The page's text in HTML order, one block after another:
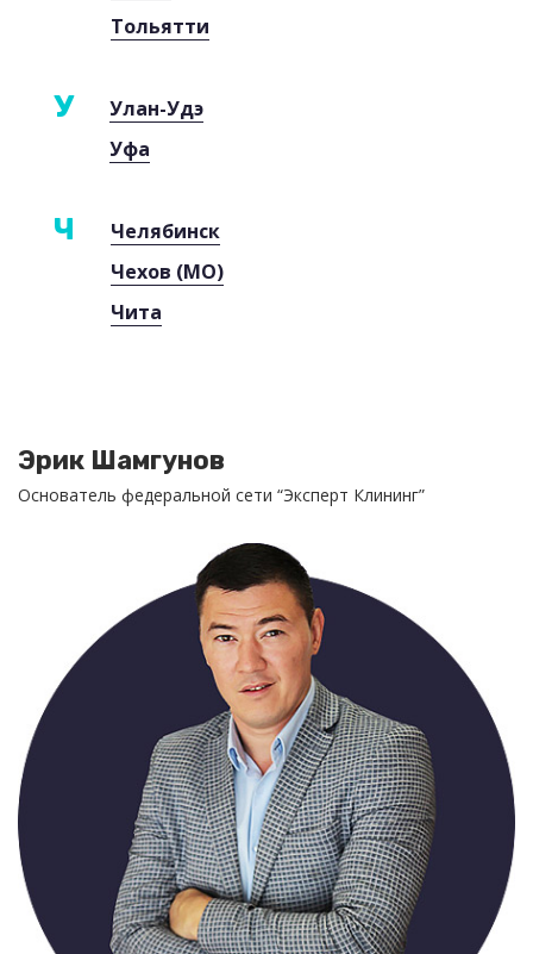
Тольятти
У
Улан-Удэ
Уфа
Ч
Челябинск
Чехов (МО)
Чита
Эрик Шамгунов
Основатель федеральной сети “Эксперт Клининг”